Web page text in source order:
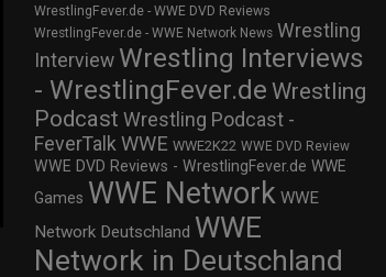
WrestlingFever.de - WWE DVD Reviews
WrestlingFever.de - WWE Network News Wrestling
Interview Wrestling Interviews
- WrestlingFever.de Wrestling
Podcast Wrestling Podcast -
FeverTalk WWE WWE2K22 WWE DVD Review
WWE DVD Reviews - WrestlingFever.de WWE
Games WWE Network WWE
Network Deutschland WWE
Network in Deutschland